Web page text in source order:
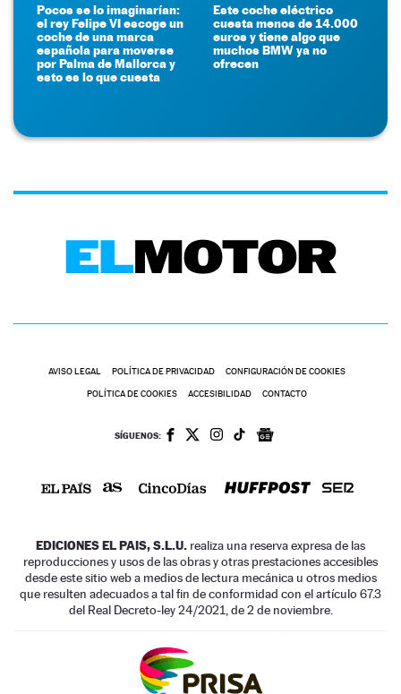
Pocos se lo imaginarían:
el rey Felipe VI escoge un
coche de una marca
española para moverse
por Palma de Mallorca y
esto es lo que cuesta
Este coche eléctrico
cuesta menos de 14.000
euros y tiene algo que
muchos BMW ya no
ofrecen
AVISO LEGAL POLÍTICA DE PRIVACIDAD CONFIGURACIÓN DE COOKIES
POLÍTICA DE COOKIES ACCESIBILIDAD CONTACTO
SÍGUENOS:
EDICIONES EL PAIS, S.L.U. realiza una reserva expresa de las
reproducciones y usos de las obras y otras prestaciones accesibles
desde este sitio web a medios de lectura mecánica u otros medios
que resulten adecuados a tal fin de conformidad con el artículo 67.3
del Real Decreto-ley 24/2021, de 2 de noviembre.